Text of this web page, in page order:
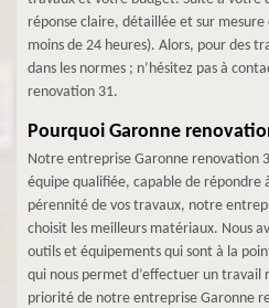
réponse claire, détaillée et sur mesure
moins de 24 heures). Alors, pour des
dans les normes ; n’hésitez pas à
renovation 31.
Pourquoi Garonne
Notre entreprise Garonne renovation
équipe qualifiée, capable de répondre
pérennité de vos travaux, notre
choisit les meilleurs matériaux. Nous
outils et équipements qui sont à la
qui nous permet d’effectuer un travail
priorité de notre entreprise Garonne